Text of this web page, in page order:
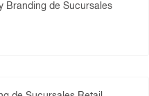
Branding de Sucursales